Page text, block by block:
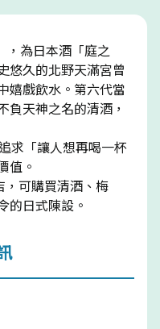
，為日本酒「庭之
悠久的北野天滿宮曾
嬉戲飲水。第六代當
負天神之名的清酒，
求「讓人想再喝一杯
值。
，可購買清酒、梅
的日式陳設。